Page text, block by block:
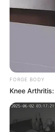
FORGE BODY
Knee